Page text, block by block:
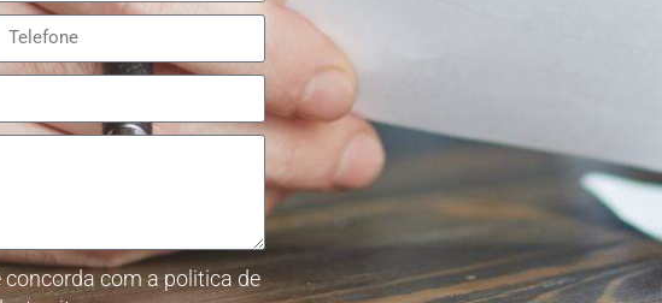
com a politica de